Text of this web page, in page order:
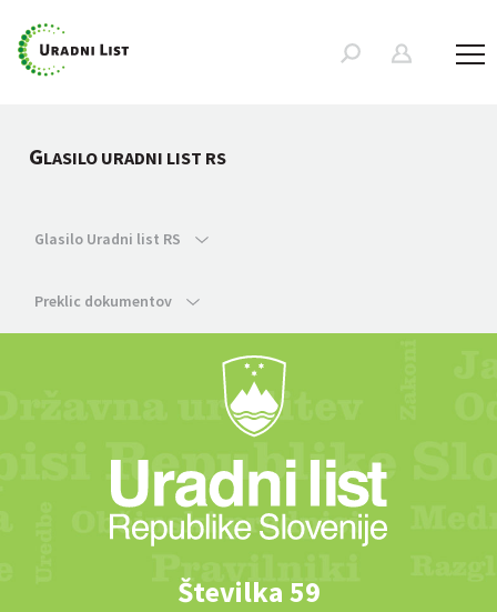
GLASILO URADNI LIST RS
Glasilo Uradni list RS
Preklic dokumentov
Številka 59